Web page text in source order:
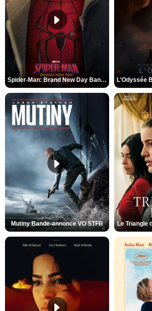
Spider-Man: Brand New Day Bande-annonce VO STFR
Mutiny Bande-annonce VO STFR Le Triangle